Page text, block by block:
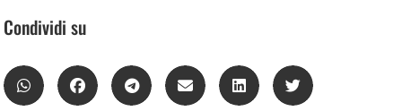
Condividi su